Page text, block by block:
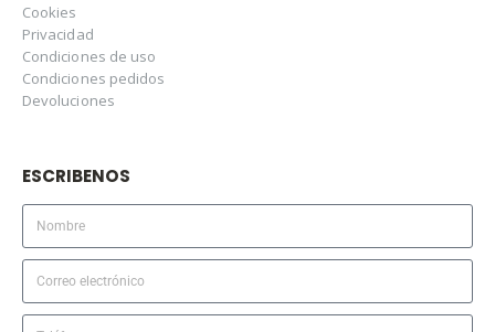
Cookies
Privacidad
Condiciones de uso
Condiciones pedidos
Devoluciones
ESCRIBENOS